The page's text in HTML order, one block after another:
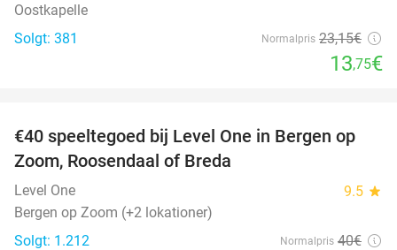
Oostkapelle
Solgt: 381
Normalpris 23,15€
13,75€
50%
€40 speeltegoed bij Level One in Bergen op
Zoom, Roosendaal of Breda
Level One 9.5 star
Bergen op Zoom (+2 lokationer)
Solgt: 1.212
Normalpris 40€